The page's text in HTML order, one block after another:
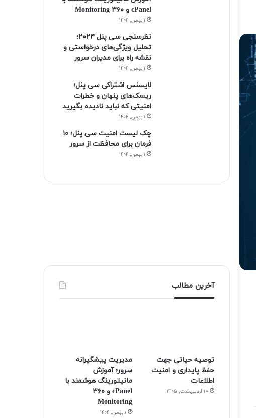
ن
ر
م
cPanel و ۳۶۰ Monitoring
۱ بهمن, ۱۴۰۴
نظرسنجی سی پنل ۲۰۲۴؛
تحلیل ویژگی‌های درخواستی و
نقشه راه برای مدیران سرور
۱ بهمن, ۱۴۰۴
لایسنس اشتراکی سی پنل؛
ریسک‌های پنهان و خطرات
امنیتی که نباید نادیده بگیرید
۱ بهمن, ۱۴۰۴
چک لیست امنیت سی پنل؛ ۱۰
فرمان برای محافظت از سرور
۱ بهمن, ۱۴۰۴
آخرین مطالب
توصیه حیاتی جهت
حفظ پایداری و امنیت
اطلاعات
۱۸ اردیبهشت, ۱۴۰۵
مدیریت پیشگیرانه
سرور؛ آموزش
مانیتورینگ هوشمند با
cPanel و ۳۶۰
Monitoring
۱ بهمن, ۱۴۰۴